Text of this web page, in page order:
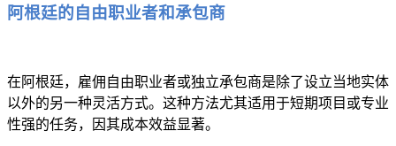
阿根廷的自由职业者和承包商
在阿根廷，雇佣自由职业者或独立承包商是除了设立当地实体
以外的另一种灵活方式。这种方法尤其适用于短期项目或专业
性强的任务，因其成本效益显著。